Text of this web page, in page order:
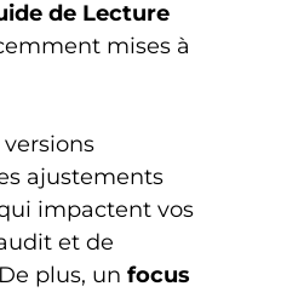
de Lecture
mises à
versions
ajustements
impactent vos
et de
plus, unfocus